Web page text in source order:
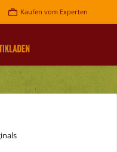
Kaufen vom Experten